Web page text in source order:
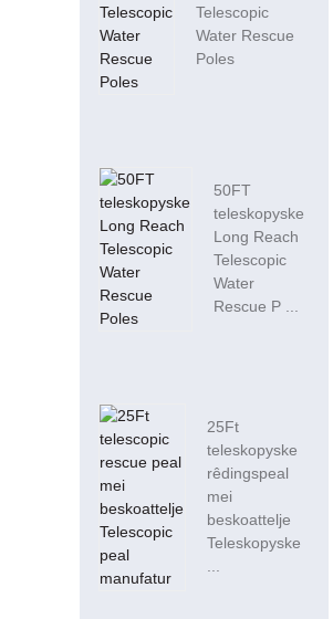
Telescopic
Water Rescue
Poles
50FT
teleskopyske
Long Reach
Telescopic
Water
Rescue P ...
25Ft
teleskopyske
rêdingspeal
mei
beskoattelje
Teleskopyske
...